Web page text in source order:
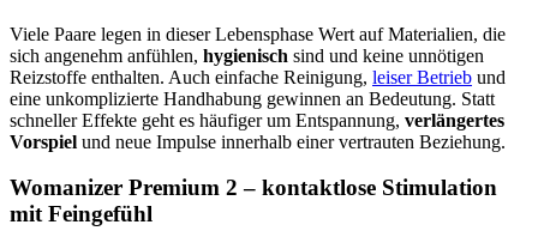
Viele Paare legen in dieser Lebensphase Wert auf Materialien, die
sich angenehm anfühlen, hygienisch sind und keine unnötigen
Reizstoffe enthalten. Auch einfache Reinigung, leiser Betrieb und
eine unkomplizierte Handhabung gewinnen an Bedeutung. Statt
schneller Effekte geht es häufiger um Entspannung, verlängertes
Vorspiel und neue Impulse innerhalb einer vertrauten Beziehung.
Womanizer Premium 2 – kontaktlose Stimulation
mit Feingefühl